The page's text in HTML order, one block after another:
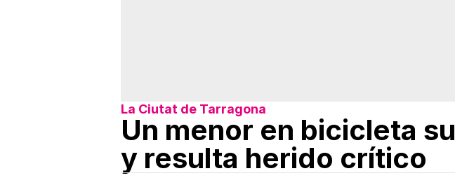
La Ciutat de Tarragona
Un menor en bicicleta
y resulta herido crítico